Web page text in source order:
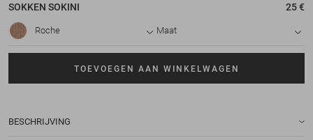
SOKKEN SOKINI 25 €
Roche Maat
TOEVOEGEN AAN WINKELWAGEN
BESCHRIJVING